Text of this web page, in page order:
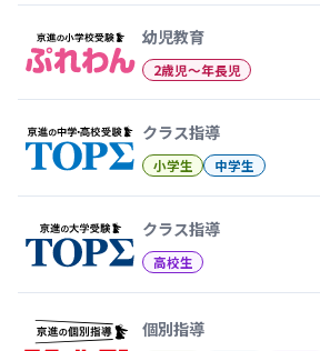
幼児教育
2歳児〜年長児
クラス指導
小学生 中学生
クラス指導
高校生
個別指導